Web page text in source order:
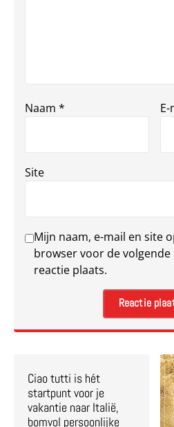
Naam *
Site
Mijn naam, e-mail en site
browser voor de volgende
reactie plaats.
Ciao tutti is hét
startpunt voor je
vakantie naar Italië,
bomvol persoonlijke